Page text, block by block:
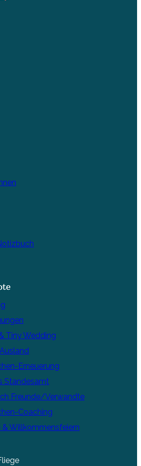
Tiny Wedding
Erneuerung
Standesamt
Freunde/Verwandte
Coaching
& Willkommensfeiern